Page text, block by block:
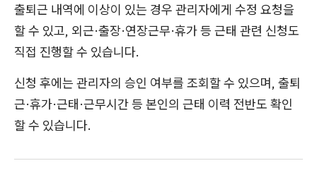
출퇴근 내역에 이상이 있는 경우 관리자에게 수정 요청을
할 수 있고, 외근·출장·연장근무·휴가 등 근태 관련 신청도
직접 진행할 수 있습니다.
신청 후에는 관리자의 승인 여부를 조회할 수 있으며, 출퇴
근·휴가·근태·근무시간 등 본인의 근태 이력 전반도 확인
할 수 있습니다.